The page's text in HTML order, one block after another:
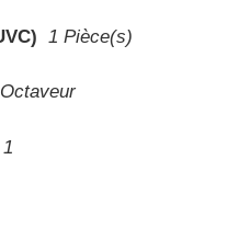
1 Pièce(s)
Octaveur
1